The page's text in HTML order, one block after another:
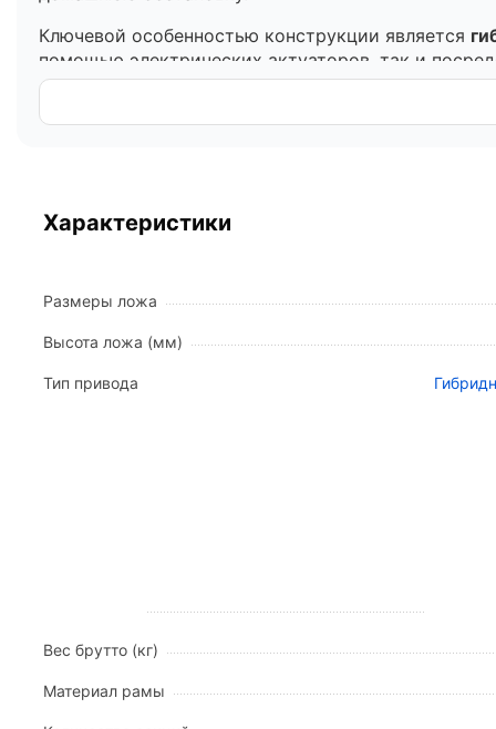
Ключевой особенностью конструкции является
помощью электрических актуаторов, так и
возможность изменения положения пациента
Функциональные возможности и
Спинная секция:
регулировка в
Удлинение ложа:
предусмотрена
Конструктивные особенности и материалы
Надежность оборудования обусловлена
выполнен из высокопрочной стали
стальные ламели толщиной 0,7 мм с
быстросъемные панели из ЛДСП с
складная
четыре двойных
торможения.
Технические характеристики
Габариты кровати:
Характеристики
Размеры ложа
Высота ложа (мм)
Тип привода
Вес брутто (кг)
Материал рамы